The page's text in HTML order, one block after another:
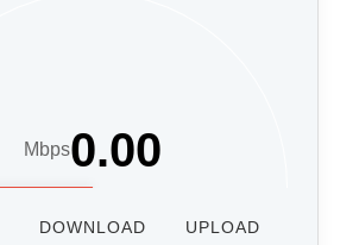
0.00
Mbps
DOWNLOAD UPLOAD